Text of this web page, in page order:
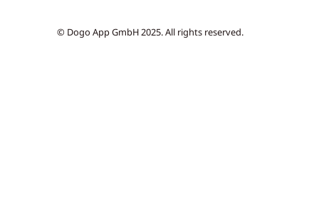
© Dogo App GmbH 2025. All rights reserved.